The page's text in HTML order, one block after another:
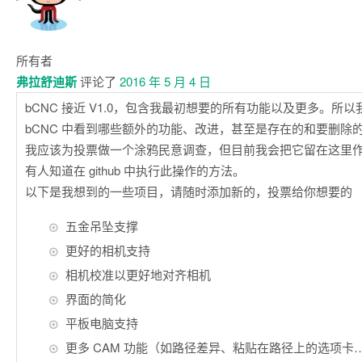
所有者
弗拉舒迪斯评论了 2016 年 5 月 4 日
bCNC 接近 V1.0，包含我最初想要的所有功能以及更多。所以
bCNC 中看到哪些额外的功能、改进，甚至是存在的和要删除
我应该为投票做一个涂鸦民意调查，但目前我会把它留在这里
有人知道在 github 中执行此操作的方法。
以下是我想到的一些项目，请随时添加新的，投票给你想要的
五金吊坠支撑
更好的相机支持
相机校准以更好地对齐相机
界面的简化
平板电脑支持
更多 CAM 功能（如路径差异、粘贴在路径上的选项